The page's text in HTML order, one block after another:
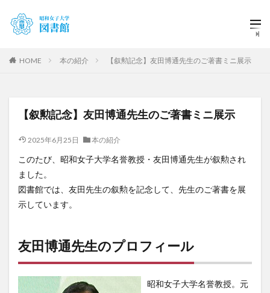
HOME 本の紹介 【叙勲記念】友田博通先生のご著書ミニ展示
【叙勲記念】友田博通先生のご著書ミニ展示
2025年6月25日 本の紹介
このたび、昭和女子大学名誉教授・友田博通先生が叙勲され
ました。
図書館では、友田先生の叙勲を記念して、先生のご著書を展
示しています。
友田博通先生のプロフィール
昭和女子大学名誉教授。元